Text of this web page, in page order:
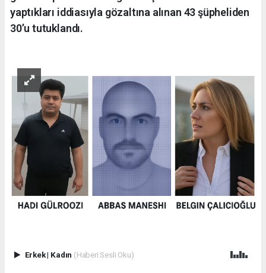
yaptıkları iddiasıyla gözaltına alınan 43 şüpheliden
30’u tutuklandı.
Erkek| Kadın (Haberi Sesli Oku)